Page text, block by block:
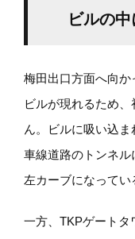
ビルの
梅田出口方面へ向
ビルが現れるため
ん。ビルに吸い込
車線道路のトンネ
左カーブになってい
一方、TKPゲートタ